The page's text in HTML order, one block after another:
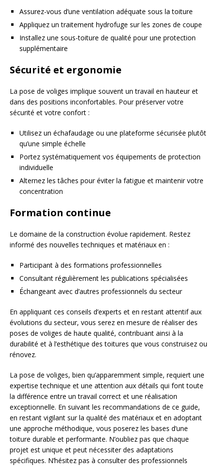
Assurez-vous d’une ventilation adéquate sous la toiture
Appliquez un traitement hydrofuge sur les zones de coupe
Installez une sous-toiture de qualité pour une protection
supplémentaire
Sécurité et ergonomie
La pose de voliges implique souvent un travail en hauteur et
dans des positions inconfortables. Pour préserver votre
sécurité et votre confort :
Utilisez un échafaudage ou une plateforme sécurisée plutôt
qu’une simple échelle
Portez systématiquement vos équipements de protection
individuelle
Alternez les tâches pour éviter la fatigue et maintenir votre
concentration
Formation continue
Le domaine de la construction évolue rapidement. Restez
informé des nouvelles techniques et matériaux en :
Participant à des formations professionnelles
Consultant régulièrement les publications spécialisées
Échangeant avec d’autres professionnels du secteur
En appliquant ces conseils d’experts et en restant attentif aux
évolutions du secteur, vous serez en mesure de réaliser des
poses de voliges de haute qualité, contribuant ainsi à la
durabilité et à l’esthétique des toitures que vous construisez ou
rénovez.
La pose de voliges, bien qu’apparemment simple, requiert une
expertise technique et une attention aux détails qui font toute
la différence entre un travail correct et une réalisation
exceptionnelle. En suivant les recommandations de ce guide,
en restant vigilant sur la qualité des matériaux et en adoptant
une approche méthodique, vous poserez les bases d’une
toiture durable et performante. N’oubliez pas que chaque
projet est unique et peut nécessiter des adaptations
spécifiques. N’hésitez pas à consulter des professionnels